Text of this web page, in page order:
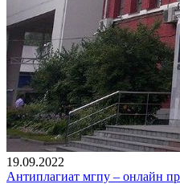
19.09.2022
Антиплагиат мгпу – онлайн